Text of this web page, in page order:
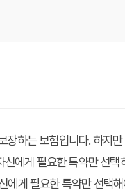
하는 보험입니다. 하
에게 필요한 특약만 선
게 필요한 특약만 선